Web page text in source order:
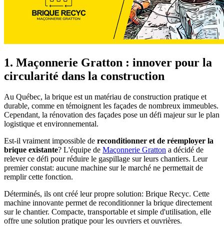
1. Maçonnerie Gratton : innover pour la
circularité dans la construction
Au Québec, la brique est un matériau de construction pratique et
durable, comme en témoignent les façades de nombreux immeubles.
Cependant, la rénovation des façades pose un défi majeur sur le plan
logistique et environnemental.
Est-il vraiment impossible de reconditionner et de réemployer la
brique existante? L'équipe de Maçonnerie Gratton a décidé de
relever ce défi pour réduire le gaspillage sur leurs chantiers. Leur
premier constat: aucune machine sur le marché ne permettait de
remplir cette fonction.
Déterminés, ils ont créé leur propre solution: Brique Recyc. Cette
machine innovante permet de reconditionner la brique directement
sur le chantier. Compacte, transportable et simple d'utilisation, elle
offre une solution pratique pour les ouvriers et ouvrières.